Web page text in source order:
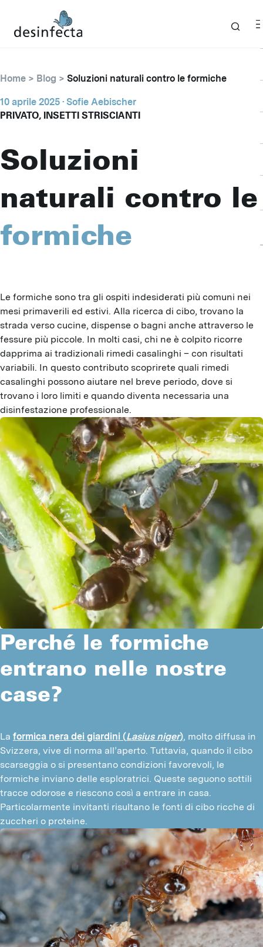
Home Blog Soluzioni naturali contro le formiche
10 aprile 2025 · Sofie Aebischer
PRIVATO, INSETTI STRISCIANTI
Soluzioni
naturali contro le
formiche
Le formiche sono tra gli ospiti indesiderati più comuni nei
mesi primaverili ed estivi. Alla ricerca di cibo, trovano la
strada verso cucine, dispense o bagni anche attraverso le
fessure più piccole. In molti casi, chi ne è colpito ricorre
dapprima ai tradizionali rimedi casalinghi – con risultati
variabili. In questo contributo scoprirete quali rimedi
casalinghi possono aiutare nel breve periodo, dove si
trovano i loro limiti e quando diventa necessaria una
disinfestazione professionale.
Perché le formiche
entrano nelle nostre
case?
La formica nera dei giardini (Lasius niger), molto diffusa in
Svizzera, vive di norma all’aperto. Tuttavia, quando il cibo
scarseggia o si presentano condizioni favorevoli, le
formiche inviano delle esploratrici. Queste seguono sottili
tracce odorose e riescono così a entrare in casa.
Particolarmente invitanti risultano le fonti di cibo ricche di
zuccheri o proteine.